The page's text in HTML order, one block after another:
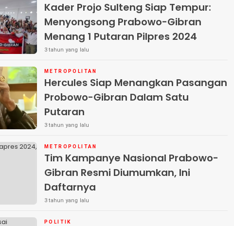
Kader Projo Sulteng Siap Tempur:
Menyongsong Prabowo-Gibran
Menang 1 Putaran Pilpres 2024
3 tahun yang lalu
METROPOLITAN
Hercules Siap Menangkan Pasangan
Probowo-Gibran Dalam Satu
Putaran
3 tahun yang lalu
METROPOLITAN
Tim Kampanye Nasional Prabowo-
Gibran Resmi Diumumkan, Ini
Daftarnya
3 tahun yang lalu
POLITIK